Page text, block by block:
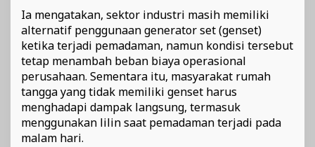
Ia mengatakan, sektor industri masih memiliki
alternatif penggunaan generator set (genset)
ketika terjadi pemadaman, namun kondisi tersebut
tetap menambah beban biaya operasional
perusahaan. Sementara itu, masyarakat rumah
tangga yang tidak memiliki genset harus
menghadapi dampak langsung, termasuk
menggunakan lilin saat pemadaman terjadi pada
malam hari.